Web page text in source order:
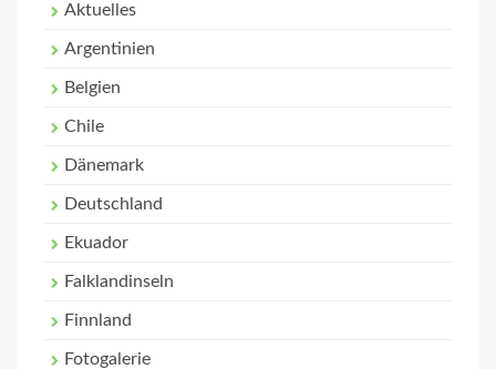
Aktuelles
Argentinien
Belgien
Chile
Dänemark
Deutschland
Ekuador
Falklandinseln
Finnland
Fotogalerie